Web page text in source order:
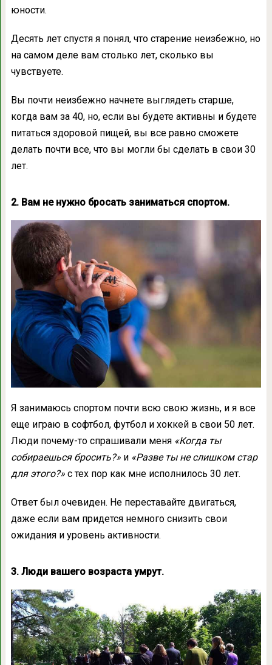
юности.
Десять лет спустя я понял, что старение неизбежно, но
на самом деле вам столько лет, сколько вы
чувствуете.
Вы почти неизбежно начнете выглядеть старше,
когда вам за 40, но, если вы будете активны и будете
питаться здоровой пищей, вы все равно сможете
делать почти все, что вы могли бы сделать в свои 30
лет.
2. Вам не нужно бросать заниматься спортом.
Я занимаюсь спортом почти всю свою жизнь, и я все
еще играю в софтбол, футбол и хоккей в свои 50 лет.
Люди почему-то спрашивали меня «Когда ты
собираешься бросить?»и«Разве ты не слишком стар
для этого?»с тех пор как мне исполнилось 30 лет.
Ответ был очевиден. Не переставайте двигаться,
даже если вам придется немного снизить свои
ожидания и уровень активности.
3. Люди вашего возраста умрут.